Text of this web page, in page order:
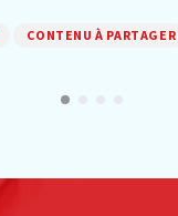
CONTENU À PARTAGER